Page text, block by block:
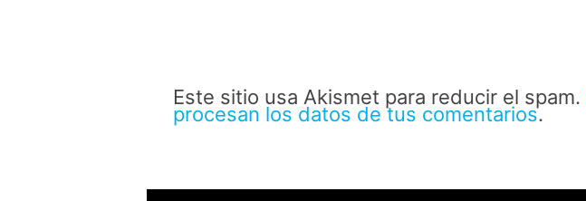
Este sitio usa Akismet para reducir el spam.
procesan los datos de tus comentarios.